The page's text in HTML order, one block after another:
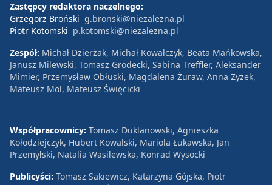
Zastępcy redaktora naczelnego:
Grzegorz Broński g.bronski@niezalezna.pl
Piotr Kotomski p.kotomski@niezalezna.pl
Zespół: Michał Dzierżak, Michał Kowalczyk, Beata Mańkowska,
Janusz Milewski, Tomasz Grodecki, Sabina Treffler, Aleksander
Mimier, Przemysław Obłuski, Magdalena Żuraw, Anna Zyzek,
Mateusz Mol, Mateusz Święcicki
Współpracownicy: Tomasz Duklanowski, Agnieszka
Kołodziejczyk, Hubert Kowalski, Mariola Łukawska, Jan
Przemyłski, Natalia Wasilewska, Konrad Wysocki
Publicyści: Tomasz Sakiewicz, Katarzyna Gójska, Piotr